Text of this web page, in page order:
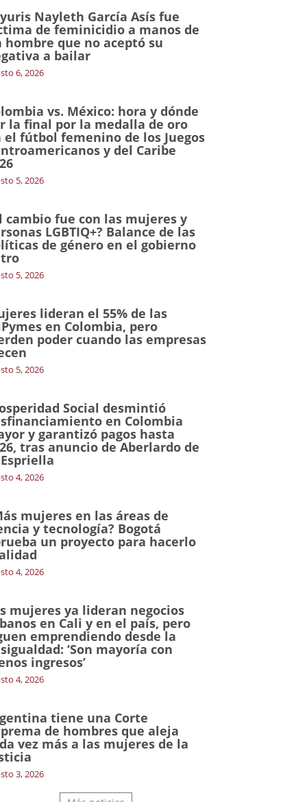
Nayleth García Asís fue
de feminicidio a manos de
hombre que no aceptó su
a bailar
6, 2026
vs. México: hora y dónde
la final por la medalla de oro
el fútbol femenino de los Juegos
y del Caribe
5, 2026
cambio fue con las mujeres y
LGBTIQ+? Balance de las
de género en el gobierno
5, 2026
lideran el 55% de las
en Colombia, pero
poder cuando las empresas
5, 2026
Social desmintió
en Colombia
y garantizó pagos hasta
tras anuncio de Aberlardo de
4, 2026
mujeres en las áreas de
y tecnología? Bogotá
un proyecto para hacerlo
4, 2026
mujeres ya lideran negocios
en Cali y en el país, pero
emprendiendo desde la
‘Son mayoría con
ingresos’
4, 2026
tiene una Corte
de hombres que aleja
vez más a las mujeres de la
3, 2026